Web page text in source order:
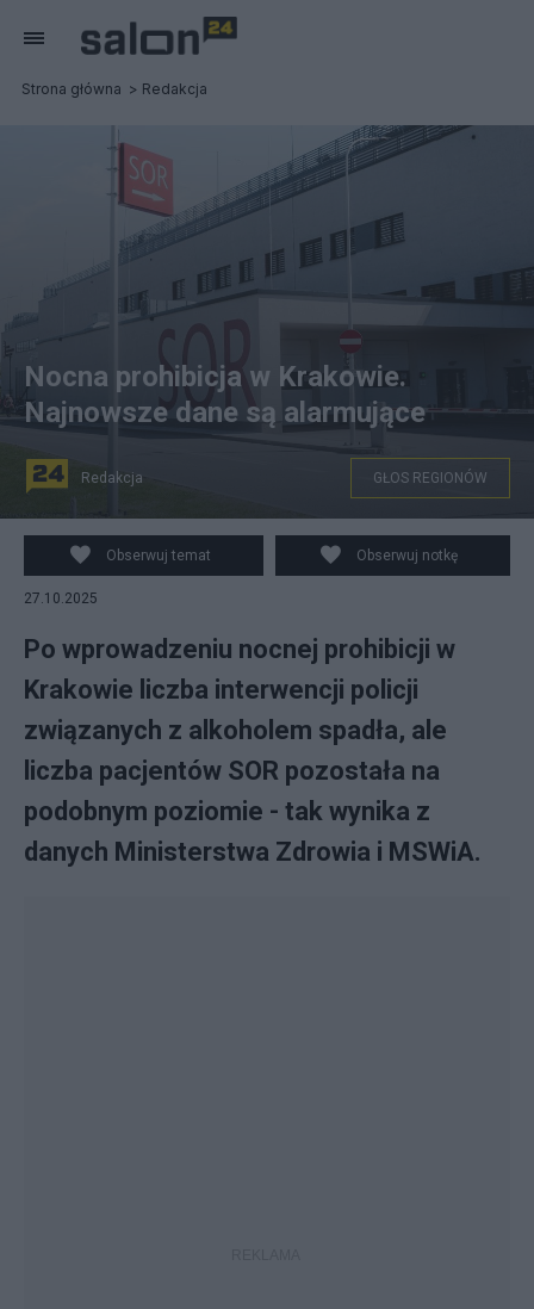
Strona główna Redakcja
Nocna prohibicja w Krakowie.
Najnowsze dane są alarmujące
Redakcja GŁOS REGIONÓW
Obserwuj temat Obserwuj notkę
27.10.2025
Po wprowadzeniu nocnej prohibicji w
Krakowie liczba interwencji policji
związanych z alkoholem spadła, ale
liczba pacjentów SOR pozostała na
podobnym poziomie - tak wynika z
danych Ministerstwa Zdrowia i MSWiA.